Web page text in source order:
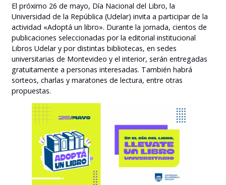
El próximo 26 de mayo, Día Nacional del Libro, la
Universidad de la República (Udelar) invita a participar de la
actividad «Adoptá un libro». Durante la jornada, cientos de
publicaciones seleccionadas por la editorial institucional
Libros Udelar y por distintas bibliotecas, en sedes
universitarias de Montevideo y el interior, serán entregadas
gratuitamente a personas interesadas. También habrá
sorteos, charlas y maratones de lectura, entre otras
propuestas.